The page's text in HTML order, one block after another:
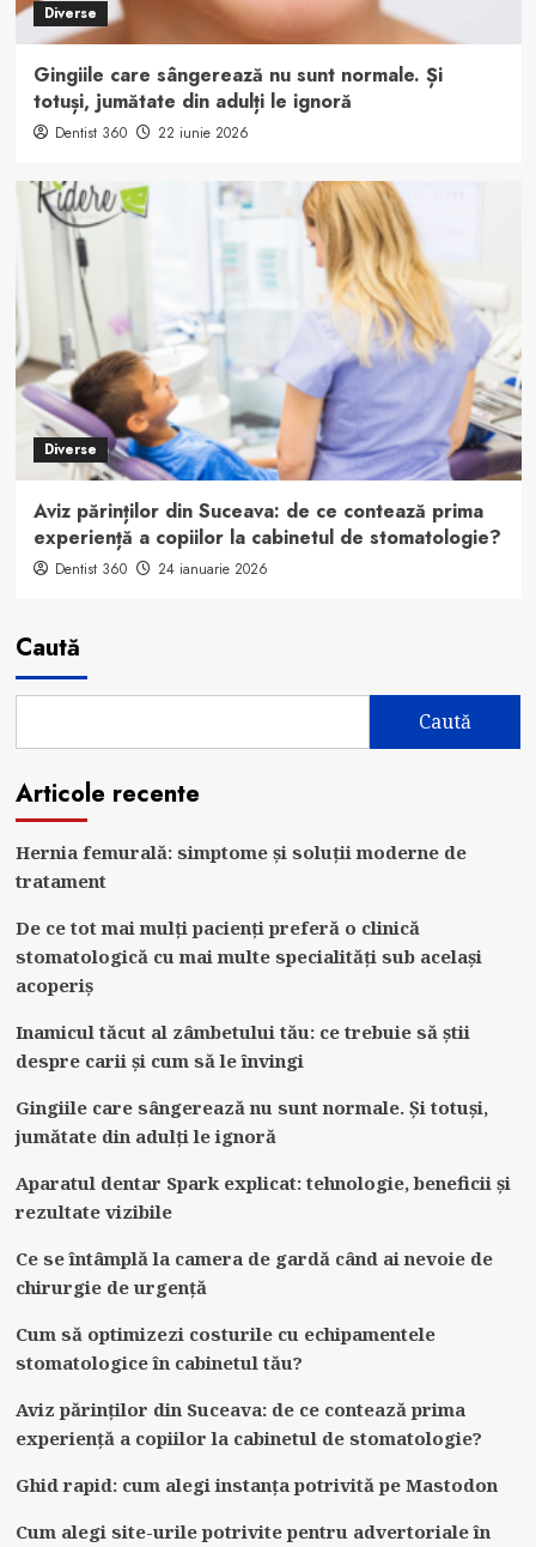
Diverse
Gingiile care sângerează nu sunt normale. Și
totuși, jumătate din adulți le ignoră
Dentist 360 22 iunie 2026
Diverse
Aviz părinților din Suceava: de ce contează prima
experiență a copiilor la cabinetul de stomatologie?
Dentist 360 24 ianuarie 2026
Caută
Caută
Articole recente
Hernia femurală: simptome și soluții moderne de
tratament
De ce tot mai mulți pacienți preferă o clinică
stomatologică cu mai multe specialități sub același
acoperiș
Inamicul tăcut al zâmbetului tău: ce trebuie să știi
despre carii și cum să le învingi
Gingiile care sângerează nu sunt normale. Și totuși,
jumătate din adulți le ignoră
Aparatul dentar Spark explicat: tehnologie, beneficii și
rezultate vizibile
Ce se întâmplă la camera de gardă când ai nevoie de
chirurgie de urgență
Cum să optimizezi costurile cu echipamentele
stomatologice în cabinetul tău?
Aviz părinților din Suceava: de ce contează prima
experiență a copiilor la cabinetul de stomatologie?
Ghid rapid: cum alegi instanța potrivită pe Mastodon
Cum alegi site-urile potrivite pentru advertoriale în